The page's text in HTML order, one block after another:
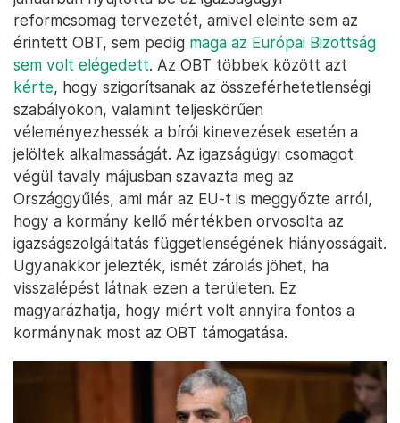
reformcsomag tervezetét, amivel eleinte sem az
érintett OBT, sem pedig maga az Európai Bizottság
sem volt elégedett. Az OBT többek között azt
kérte, hogy szigorítsanak az összeférhetetlenségi
szabályokon, valamint teljeskörűen
véleményezhessék a bírói kinevezések esetén a
jelöltek alkalmasságát. Az igazságügyi csomagot
végül tavaly májusban szavazta meg az
Országgyűlés, ami már az EU-t is meggyőzte arról,
hogy a kormány kellő mértékben orvosolta az
igazságszolgáltatás függetlenségének hiányosságait.
Ugyanakkor jelezték, ismét zárolás jöhet, ha
visszalépést látnak ezen a területen. Ez
magyarázhatja, hogy miért volt annyira fontos a
kormánynak most az OBT támogatása.